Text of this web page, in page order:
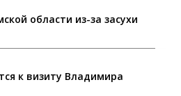
области из-за засухи
к визиту Владимира